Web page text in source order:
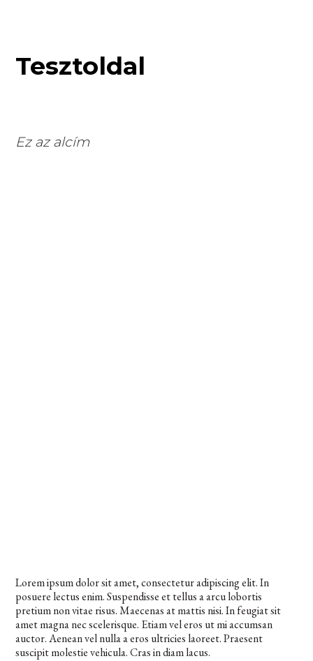
Tesztoldal
Ez az alcím
Lorem ipsum dolor sit amet, consectetur adipiscing elit. In
posuere lectus enim. Suspendisse et tellus a arcu lobortis
pretium non vitae risus. Maecenas at mattis nisi. In feugiat sit
amet magna nec scelerisque. Etiam vel eros ut mi accumsan
auctor. Aenean vel nulla a eros ultricies laoreet. Praesent
suscipit molestie vehicula. Cras in diam lacus.